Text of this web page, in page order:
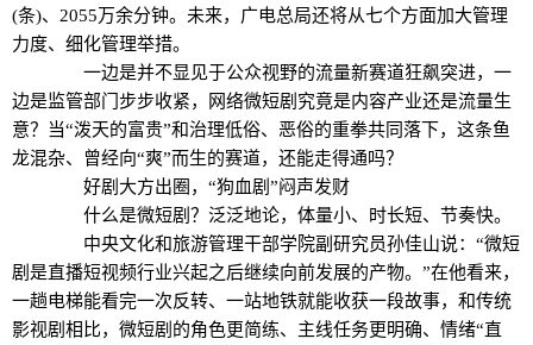
(条)、2055万余分钟。未来，广电总局还将从七个方面加大管理
力度、细化管理举措。
一边是并不显见于公众视野的流量新赛道狂飙突进，一
边是监管部门步步收紧，网络微短剧究竟是内容产业还是流量生
意？当“泼天的富贵”和治理低俗、恶俗的重拳共同落下，这条鱼
龙混杂、曾经向“爽”而生的赛道，还能走得通吗？
好剧大方出圈，“狗血剧”闷声发财
什么是微短剧？泛泛地论，体量小、时长短、节奏快。
中央文化和旅游管理干部学院副研究员孙佳山说：“微短
剧是直播短视频行业兴起之后继续向前发展的产物。”在他看来，
一趟电梯能看完一次反转、一站地铁就能收获一段故事，和传统
影视剧相比，微短剧的角色更简练、主线任务更明确、情绪“直